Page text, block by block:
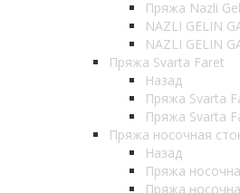
Пряжа Nazli
NAZLI GELIN
NAZLI GELIN
Пряжа Svarta Faret
Назад
Пряжа Svarta
Пряжа Svarta
Пряжа носочная
Назад
Пряжа
Пряжа